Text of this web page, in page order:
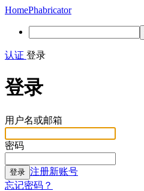
HomePhabricator
认证 登录
登录
用户名或邮箱
密码
登录 注册新账号
忘记密码？